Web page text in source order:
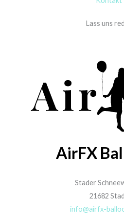
Lass uns
AirFX
Stader
21682
info@airfx-